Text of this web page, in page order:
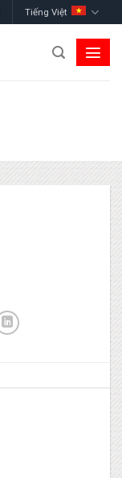
Tiếng Việt